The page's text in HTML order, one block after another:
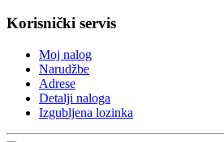
Korisnički servis
Moj nalog
Narudžbe
Adrese
Detalji naloga
Izgubljena lozinka